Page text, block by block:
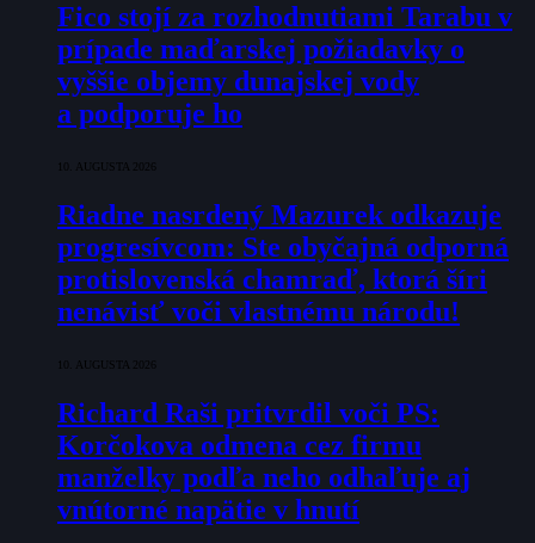
Fico stojí za rozhodnutiami Tarabu v
prípade maďarskej požiadavky o
vyššie objemy dunajskej vody
a podporuje ho
10. AUGUSTA 2026
Riadne nasrdený Mazurek odkazuje
progresívcom: Ste obyčajná odporná
protislovenská chamraď, ktorá šíri
nenávisť voči vlastnému národu!
10. AUGUSTA 2026
Richard Raši pritvrdil voči PS:
Korčokova odmena cez firmu
manželky podľa neho odhaľuje aj
vnútorné napätie v hnutí